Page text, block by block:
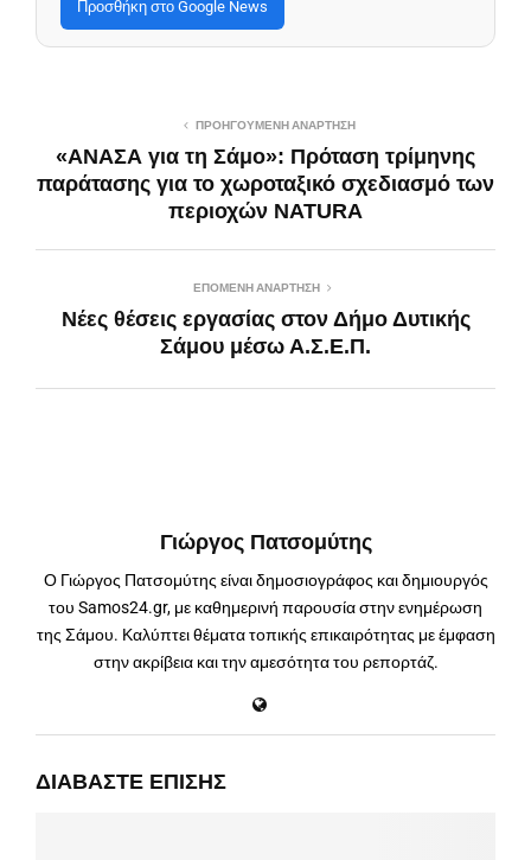
Προσθήκη στο Google News
ΠΡΟΗΓΟΎΜΕΝΗ ΑΝΆΡΤΗΣΗ
«ΑΝΑΣΑ για τη Σάμο»: Πρόταση τρίμηνης
παράτασης για το χωροταξικό σχεδιασμό των
περιοχών NATURA
ΕΠΌΜΕΝΗ ΑΝΆΡΤΗΣΗ
Νέες θέσεις εργασίας στον Δήμο Δυτικής
Σάμου μέσω Α.Σ.Ε.Π.
Γιώργος Πατσομύτης
Ο Γιώργος Πατσομύτης είναι δημοσιογράφος και δημιουργός
του Samos24.gr, με καθημερινή παρουσία στην ενημέρωση
της Σάμου. Καλύπτει θέματα τοπικής επικαιρότητας με έμφαση
στην ακρίβεια και την αμεσότητα του ρεπορτάζ.
ΔΙΑΒΆΣΤΕ ΕΠΊΣΗΣ